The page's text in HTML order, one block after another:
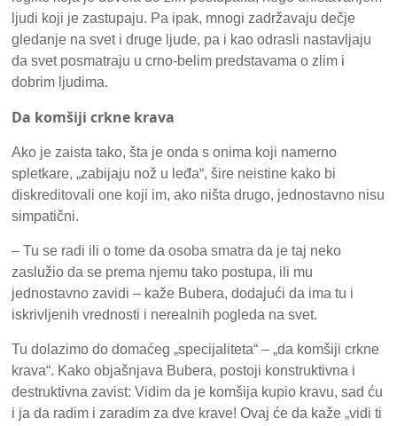
ljudi koji je zastupaju. Pa ipak, mnogi zadržavaju dečje
gledanje na svet i druge ljude, pa i kao odrasli nastavljaju
da svet posmatraju u crno-belim predstavama o zlim i
dobrim ljudima.
Da komšiji crkne krava
Ako je zaista tako, šta je onda s onima koji namerno
spletkare, „zabijaju nož u leđa“, šire neistine kako bi
diskreditovali one koji im, ako ništa drugo, jednostavno nisu
simpatični.
– Tu se radi ili o tome da osoba smatra da je taj neko
zaslužio da se prema njemu tako postupa, ili mu
jednostavno zavidi – kaže Bubera, dodajući da ima tu i
iskrivljenih vrednosti i nerealnih pogleda na svet.
Tu dolazimo do domaćeg „specijaliteta“ – „da komšiji crkne
krava“. Kako objašnjava Bubera, postoji konstruktivna i
destruktivna zavist: Vidim da je komšija kupio kravu, sad ću
i ja da radim i zaradim za dve krave! Ovaj će da kaže „vidi ti